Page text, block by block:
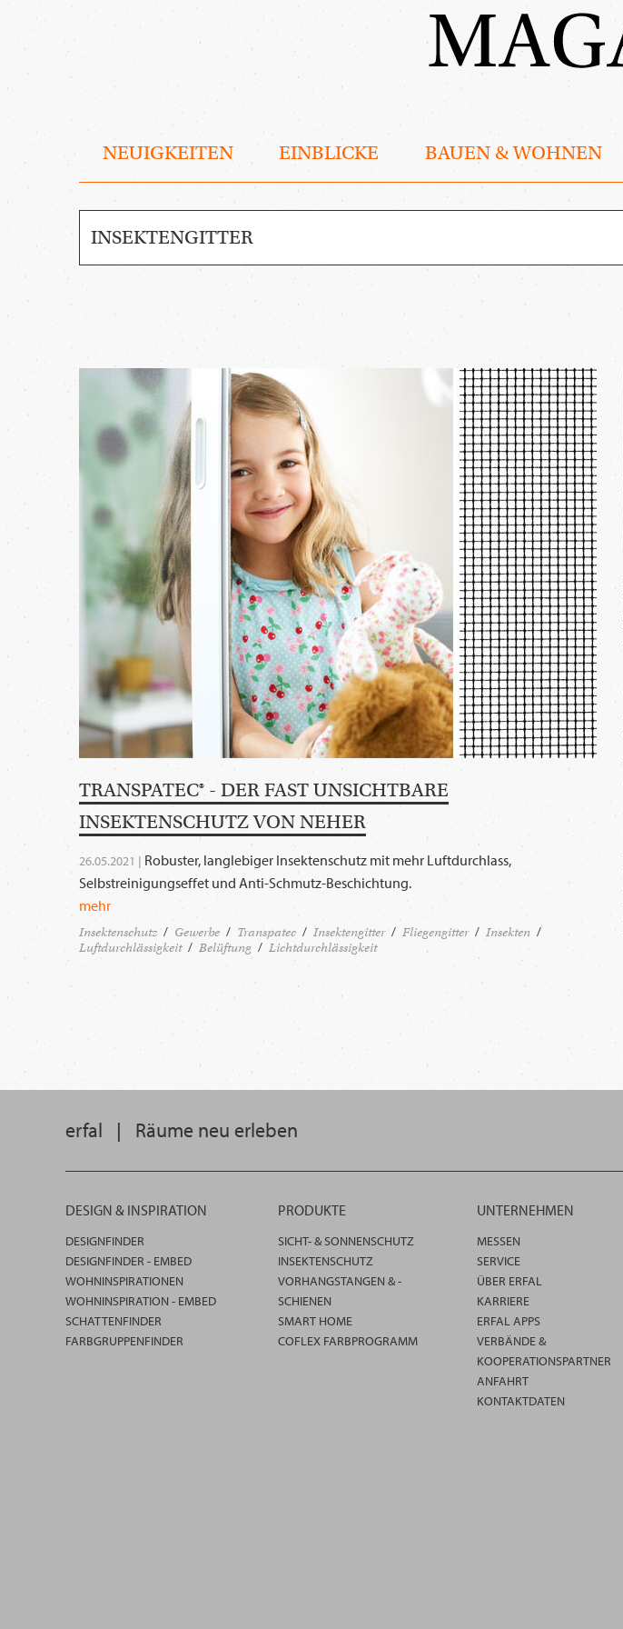
NEUIGKEITEN EINBLICKE BAUEN & WOHNEN
DURCHSUCHEN
TRANSPATEC® - DER FAST UNSICHTBARE
INSEKTENSCHUTZ VON NEHER
26.05.2021 | Robuster, langlebiger Insektenschutz mit mehr Luftdurchlass,
Selbstreinigungseffet und Anti-Schmutz-Beschichtung.
mehr
Insektenschutz Gewerbe Transpatec Insektengitter Fliegengitter
Insekten
Luftdurchlässigkeit
Belüftung Lichtdurchlässigkeit
erfal | Räume neu erleben
DESIGN & INSPIRATION
DESIGNFINDER
DESIGNFINDER - EMBED
WOHNINSPIRATIONEN
WOHNINSPIRATION - EMBED
SCHATTENFINDER
FARBGRUPPENFINDER
PRODUKTE
SICHT- & SONNENSCHUTZ
INSEKTENSCHUTZ
VORHANGSTANGEN & -
SCHIENEN
SMART HOME
COFLEX FARBPROGRAMM
UNTERNEHMEN
MESSEN
SERVICE
ÜBER ERFAL
KARRIERE
ERFAL APPS
VERBÄNDE &
KOOPERATIONSPARTNER
ANFAHRT
KONTAKTDATEN